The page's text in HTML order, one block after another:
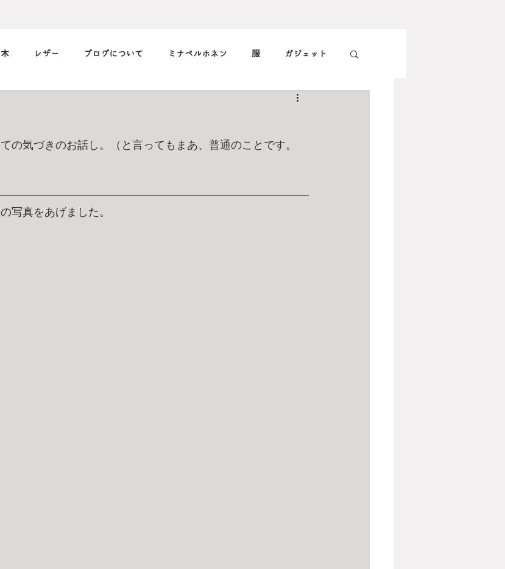
木 レザー ブログについて ミナペルホネン 服 ガジェット
習慣 フィルム
の気づきのお話し。（と言ってもまあ、普通のことです。
写真をあげました。